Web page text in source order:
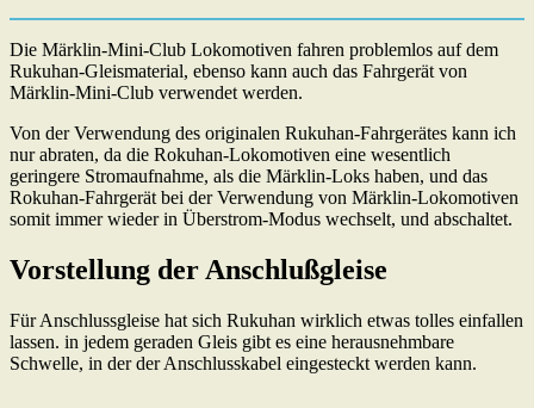
Die Märklin-Mini-Club Lokomotiven fahren problemlos auf dem
Rukuhan-Gleismaterial, ebenso kann auch das Fahrgerät von
Märklin-Mini-Club verwendet werden.
Von der Verwendung des originalen Rukuhan-Fahrgerätes kann ich
nur abraten, da die Rokuhan-Lokomotiven eine wesentlich
geringere Stromaufnahme, als die Märklin-Loks haben, und das
Rokuhan-Fahrgerät bei der Verwendung von Märklin-Lokomotiven
somit immer wieder in Überstrom-Modus wechselt, und abschaltet.
Vorstellung der Anschlußgleise
Für Anschlussgleise hat sich Rukuhan wirklich etwas tolles einfallen
lassen. in jedem geraden Gleis gibt es eine herausnehmbare
Schwelle, in der der Anschlusskabel eingesteckt werden kann.